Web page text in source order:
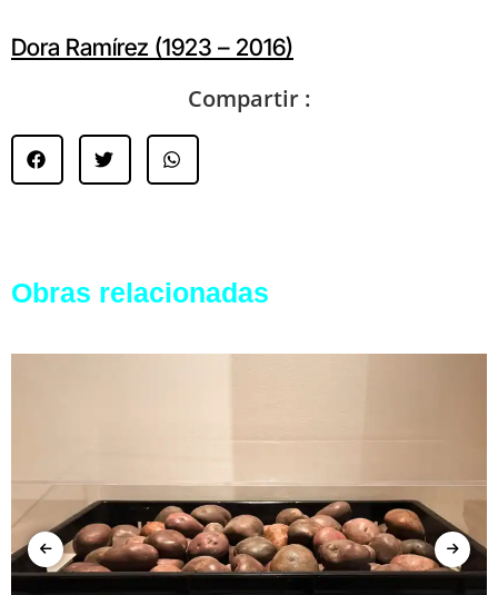
Dora Ramírez (1923 – 2016)
Compartir :
Obras relacionadas